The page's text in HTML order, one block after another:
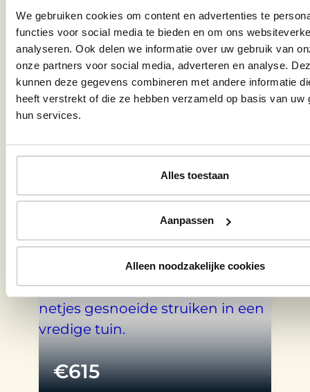
We gebruiken cookies om content en advertenties te
functies voor social media te bieden en om ons
analyseren. Ook delen we informatie over uw gebruik van
onze partners voor social media, adverteren en analyse.
kunnen deze gegevens combineren met andere informatie
heeft verstrekt of die ze hebben verzameld op basis van uw
hun services.
Alles toestaan
Aanpassen
Alleen noodzakelijke cookies
€990
Frankrijk
Normandië
Bekijk tuinreis
€615